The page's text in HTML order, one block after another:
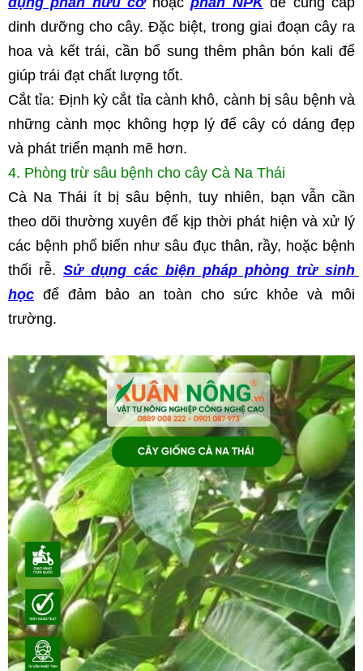
dinh dưỡng cho cây. Đặc biệt, trong giai đoạn cây ra
hoa và kết trái, cần bổ sung thêm phân bón kali để
giúp trái đạt chất lượng tốt.
Cắt tỉa: Định kỳ cắt tỉa cành khô, cành bị sâu bệnh và
những cành mọc không hợp lý để cây có dáng đẹp
và phát triển mạnh mẽ hơn.
4. Phòng trừ sâu bệnh cho cây Cà Na Thái
Cà Na Thái ít bị sâu bệnh, tuy nhiên, bạn vẫn cần
theo dõi thường xuyên để kịp thời phát hiện và xử lý
các bệnh phổ biến như sâu đục thân, rầy, hoặc bệnh
thối rễ. Sử dụng các biện pháp phòng trừ sinh
học để đảm bảo an toàn cho sức khỏe và môi
trường.